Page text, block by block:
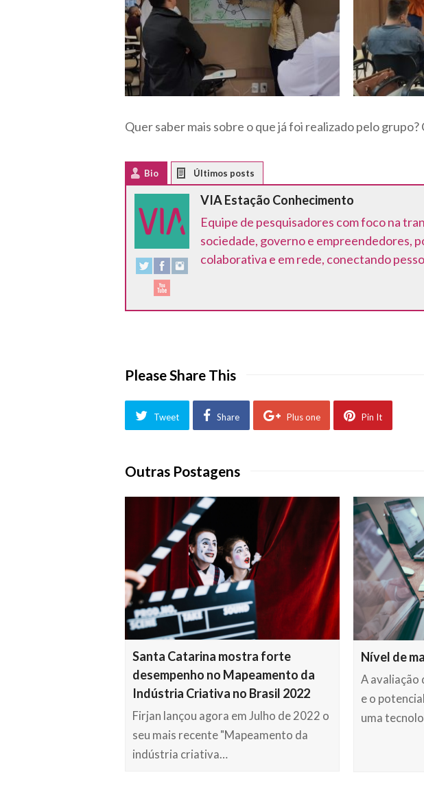
Quer saber mais sobre o que já foi realizado pelo grupo?
Bio
VIA Estação Conhecimento
Equipe de pesquisadores com foco na
sociedade, governo e empreendedores,
colaborativa e em rede, conectando
Please Share This
Tweet Share Plus one Pin It
Outras Postagens
Santa Catarina mostra forte
desempenho no Mapeamento da
Indústria Criativa no Brasil 2022
Firjan lançou agora em Julho de 2022 o
seu mais recente "Mapeamento da
indústria criativa…
Nível de
A avaliação
e o
uma